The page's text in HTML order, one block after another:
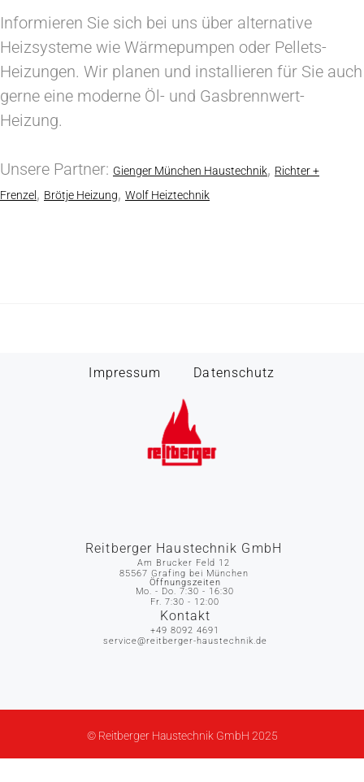
Informieren Sie sich bei uns über alternative
Heizsysteme wie Wärmepumpen oder Pellets-
Heizungen. Wir planen und installieren für Sie auch
gerne eine moderne Öl- und Gasbrennwert-
Heizung.
Unsere Partner: Gienger München Haustechnik, Richter +
Frenzel , Brötje Heizung, Wolf Heiztechnik
Impressum Datenschutz
Reitberger Haustechnik GmbH
Am Brucker Feld 12
85567 Grafing bei München
Öffnungszeiten
Mo. - Do. 7:30 - 16:30
Fr. 7:30 - 12:00
Kontakt
+49 8092 4691
service@reitberger-haustechnik.de
© Reitberger Haustechnik GmbH 2025